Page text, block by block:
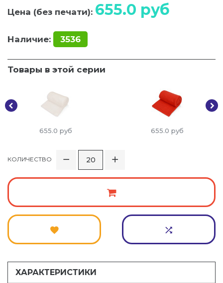
Цена (без печати): 655.0 руб
Наличие: 3536
Товары в этой серии
655.0 руб 655.0 руб
КОЛИЧЕСТВО
ХАРАКТЕРИСТИКИ